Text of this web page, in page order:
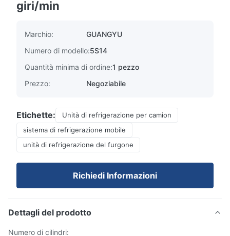
giri/min
Marchio:
GUANGYU
Numero di modello:5S14
Quantità minima di ordine:1 pezzo
Prezzo:
Negoziabile
Etichette:
Unità di refrigerazione per camion
sistema di refrigerazione mobile
unità di refrigerazione del furgone
Richiedi Informazioni
Dettagli del prodotto
Numero di cilindri: